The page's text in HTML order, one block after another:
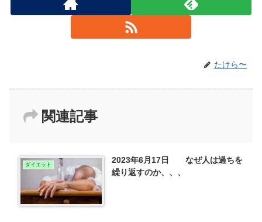
たけら〜
関連記事
ダイエット
2023年6月17日 なぜ人は過ちを
繰り返すのか、、、